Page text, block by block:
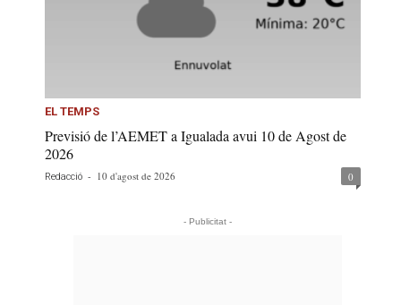
EL TEMPS
Previsió de l’AEMET a Igualada avui 10 de Agost de
2026
Redacció - 10 d'agost de 2026 0
- Publicitat -